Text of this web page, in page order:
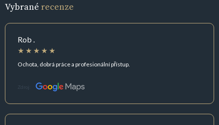
Vybrané recenze
Rob .
Ochota, dobrá práce a profesionální přístup.
Zdroj: